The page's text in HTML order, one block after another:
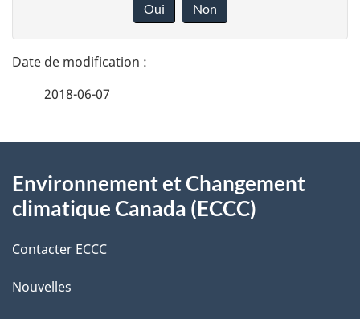
t
a
l
s
d
e
l
n
t
r
r
Oui Non
2018-06-07
propos
ce
site
Environnement et Changement
climatique Canada (ECCC)
Contacter ECCC
Nouvelles